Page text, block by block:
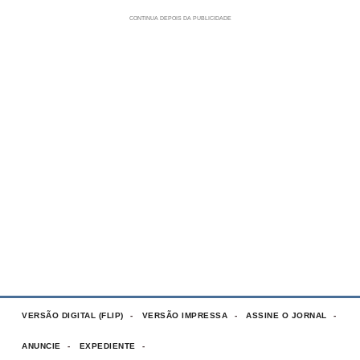
VERSÃO DIGITAL (FLIP) VERSÃO IMPRESSA ASSINE O JORNAL
ANUNCIE EXPEDIENTE